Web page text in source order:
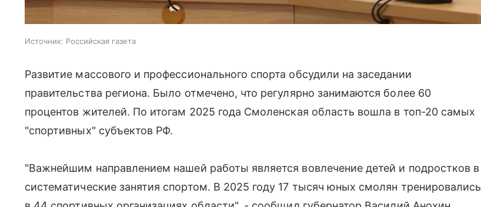
Источник: Российская газета
Развитие массового и профессионального спорта обсудили на заседании
правительства региона. Было отмечено, что регулярно занимаются более 60
процентов жителей. По итогам 2025 года Смоленская область вошла в топ-20 самых
"спортивных" субъектов РФ.
"Важнейшим направлением нашей работы является вовлечение детей и подростков в
систематические занятия спортом. В 2025 году 17 тысяч юных смолян тренировались